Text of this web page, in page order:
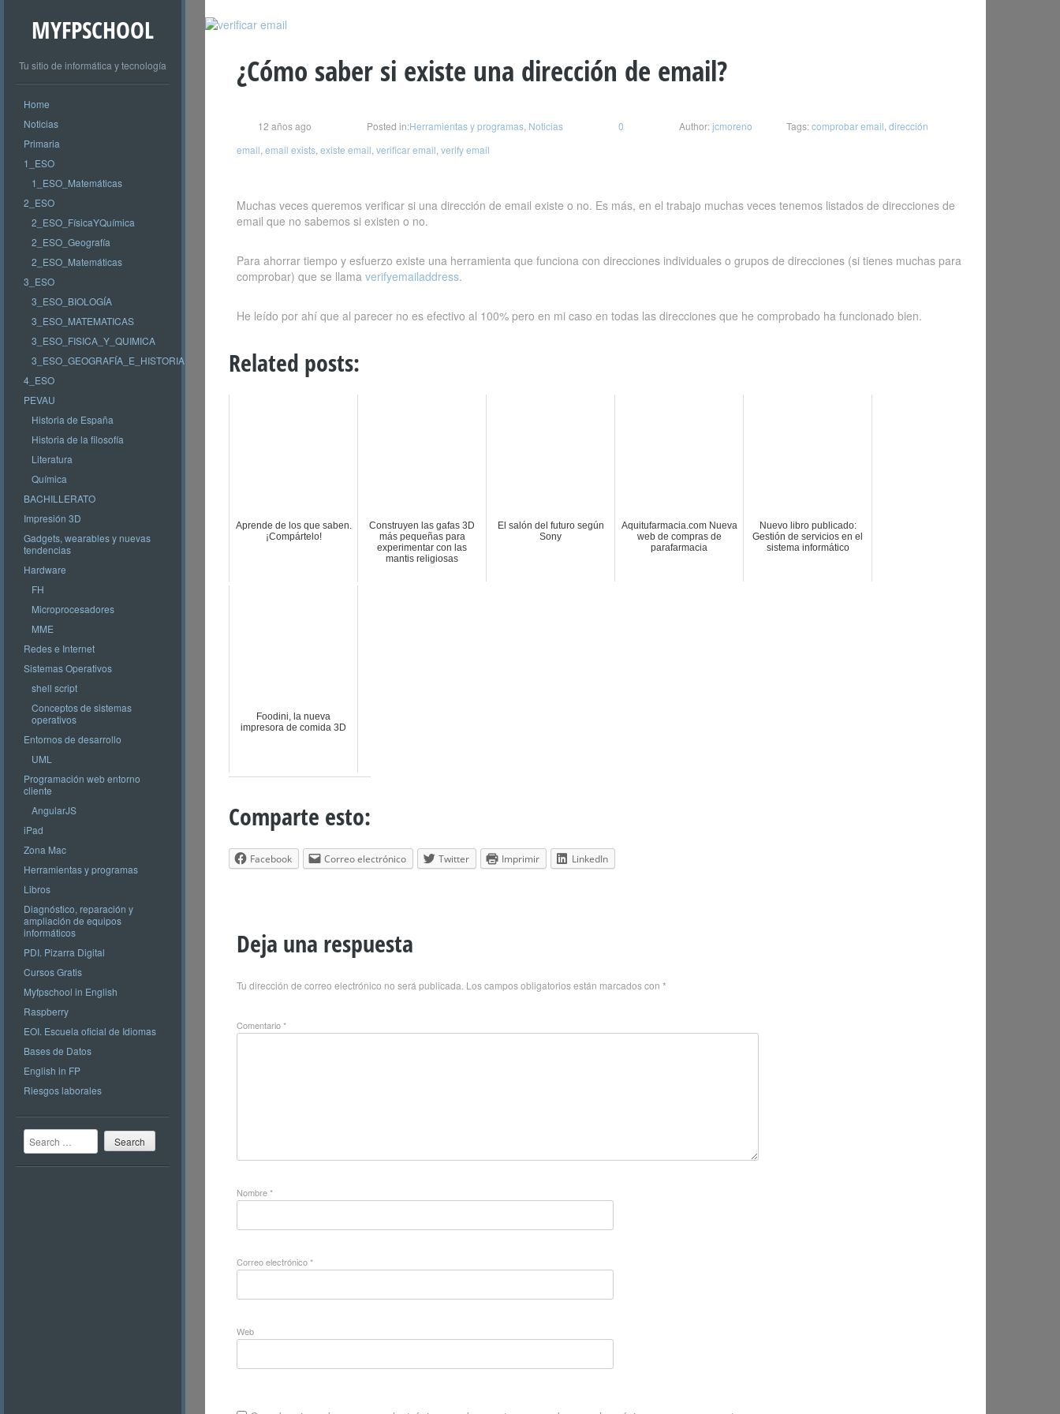
MYFPSCHOOL
Tu sitio de informática y tecnología
Home
Noticias
Primaria
1_ESO
1_ESO_Matemáticas
2_ESO
2_ESO_FísicaYQuímica
2_ESO_Geografía
2_ESO_Matemáticas
3_ESO
3_ESO_BIOLOGÍA
3_ESO_MATEMATICAS
3_ESO_FISICA_Y_QUIMICA
3_ESO_GEOGRAFÍA_E_HISTORIA
4_ESO
PEVAU
Historia de España
Historia de la filosofía
Literatura
Química
BACHILLERATO
Impresión 3D
Gadgets, wearables y nuevas
tendencias
Hardware
FH
Microprocesadores
MME
Redes e Internet
Sistemas Operativos
shell script
Conceptos de sistemas
operativos
Entornos de desarrollo
UML
Programación web entorno
cliente
AngularJS
iPad
Zona Mac
Herramientas y programas
Libros
Diagnóstico, reparación y
ampliación de equipos
informáticos
PDI. Pizarra Digital
Cursos Gratis
Myfpschool in English
Raspberry
EOI. Escuela oficial de Idiomas
Bases de Datos
English in FP
Riesgos laborales
Search
¿Cómo saber si existe una dirección de email?
12 años ago Posted in:Herramientas y programas Noticias 0 Author:jcmoreno Tags:comprobar email dirección
email email exists existe email verificar email verify email
Muchas veces queremos verificar si una dirección de email existe o no. Es más, en el trabajo muchas veces tenemos listados de direcciones de
email que no sabemos si existen o no.
Para ahorrar tiempo y esfuerzo existe una herramienta que funciona con direcciones individuales o grupos de direcciones (si tienes muchas para
comprobar) que se llama verifyemailaddress.
He leído por ahí que al parecer no es efectivo al 100% pero en mi caso en todas las direcciones que he comprobado ha funcionado bien.
Related posts:
Aprende de los que saben.
¡Compártelo!
Construyen las gafas 3D
más pequeñas para
experimentar con las
mantis religiosas
El salón del futuro según
Sony
Aquitufarmacia.com Nueva
web de compras de
parafarmacia
Nuevo libro publicado:
Gestión de servicios en el
sistema informático
Foodini, la nueva
impresora de comida 3D
Comparte esto:
Facebook Correo electrónico Twitter Imprimir LinkedIn
Deja una respuesta
Tu dirección de correo electrónico no será publicada. Los campos obligatorios están marcados con *
Comentario*
Nombre*
Correo electrónico*
Web